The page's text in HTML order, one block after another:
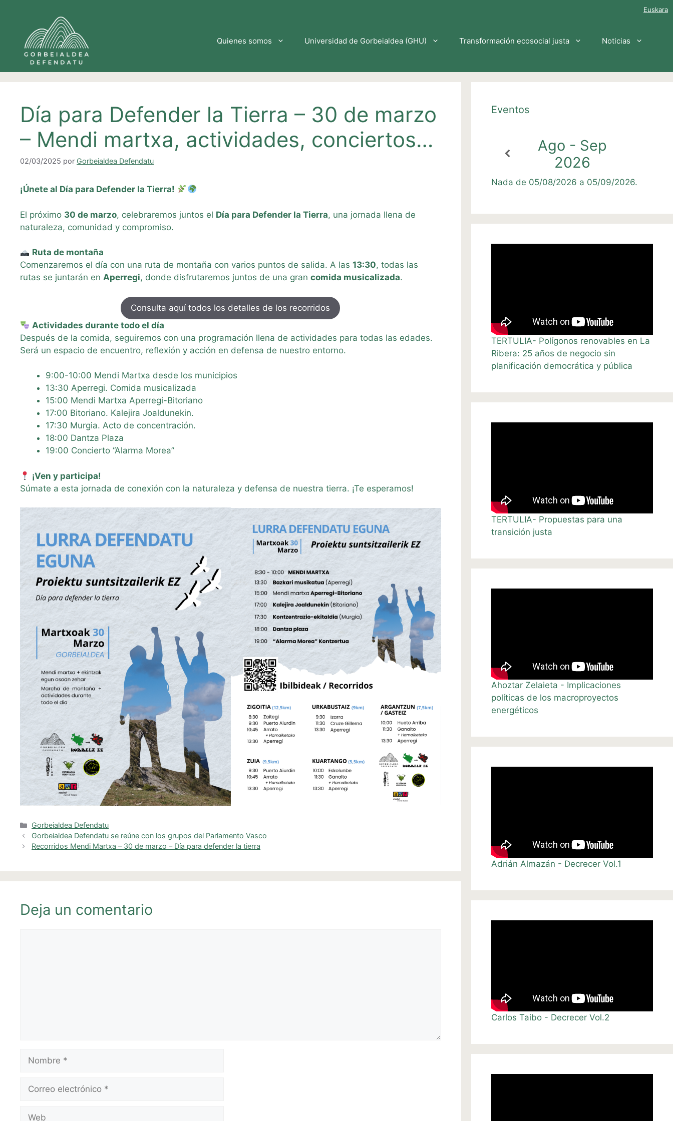
contenido
Euskara
Quienes somos Universidad de Gorbeialdea (GHU) Transformación ecosocial justa Noticias
Día para Defender la Tierra – 30 de marzo
– Mendi martxa, actividades, conciertos…
02/03/2025 por Gorbeialdea Defendatu
¡Únete al Día para Defender la Tierra!
El próximo 30 de marzo, celebraremos juntos el Día para Defender la Tierra, una jornada llena de
naturaleza, comunidad y compromiso.
Ruta de montaña
Comenzaremos el día con una ruta de montaña con varios puntos de salida. A las 13:30, todas las
rutas se juntarán en Aperregi, donde disfrutaremos juntos de una gran comida musicalizada.
Consulta aquí todos los detalles de los recorridos
Actividades durante todo el día
Después de la comida, seguiremos con una programación llena de actividades para todas las edades.
Será un espacio de encuentro, reflexión y acción en defensa de nuestro entorno.
9:00-10:00 Mendi Martxa desde los municipios
13:30 Aperregi. Comida musicalizada
15:00 Mendi Martxa Aperregi-Bitoriano
17:00 Bitoriano. Kalejira Joaldunekin.
17:30 Murgia. Acto de concentración.
18:00 Dantza Plaza
19:00 Concierto “Alarma Morea”
¡Ven y participa!
Súmate a esta jornada de conexión con la naturaleza y defensa de nuestra tierra. ¡Te esperamos!
Categorías
Gorbeialdea Defendatu
Gorbeialdea Defendatu se reúne con los grupos del Parlamento Vasco
Recorridos Mendi Martxa – 30 de marzo – Día para defender la tierra
Deja un comentario
Nombre
Correo
Web
Eventos
Ago - Sep
2026
Nada de 05/08/2026 a 05/09/2026.
TERTULIA- Polígonos renovables en La
Ribera: 25 años de negocio sin
planificación democrática y pública
TERTULIA- Propuestas para una
transición justa
Ahoztar Zelaieta - Implicaciones
políticas de los macroproyectos
energéticos
Adrián Almazán - Decrecer Vol.1
Carlos Taibo - Decrecer Vol.2